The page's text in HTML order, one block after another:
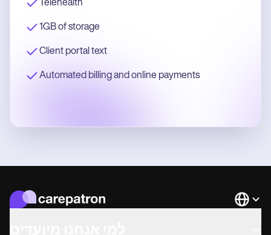
Telehealth
1GB of storage
Client portal text
Automated billing and online payments